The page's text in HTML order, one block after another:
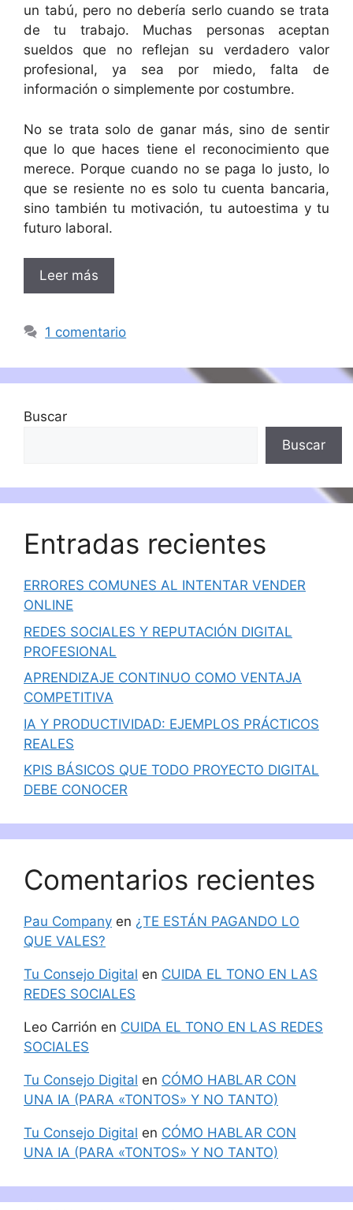
un tabú, pero no debería serlo cuando se trata
de tu trabajo. Muchas personas aceptan
sueldos que no reflejan su verdadero valor
profesional, ya sea por miedo, falta de
información o simplemente por costumbre.
No se trata solo de ganar más, sino de sentir
que lo que haces tiene el reconocimiento que
merece. Porque cuando no se paga lo justo, lo
que se resiente no es solo tu cuenta bancaria,
sino también tu motivación, tu autoestima y tu
futuro laboral.
Leer más
1 comentario
Buscar
Buscar
Entradas recientes
ERRORES COMUNES AL INTENTAR VENDER
ONLINE
REDES SOCIALES Y REPUTACIÓN DIGITAL
PROFESIONAL
APRENDIZAJE CONTINUO COMO VENTAJA
COMPETITIVA
IA Y PRODUCTIVIDAD: EJEMPLOS PRÁCTICOS
REALES
KPIS BÁSICOS QUE TODO PROYECTO DIGITAL
DEBE CONOCER
Comentarios recientes
Pau Company en ¿TE ESTÁN PAGANDO LO
QUE VALES?
Tu Consejo Digital en CUIDA EL TONO EN LAS
REDES SOCIALES
Leo Carrión en CUIDA EL TONO EN LAS REDES
SOCIALES
Tu Consejo Digital en CÓMO HABLAR CON
UNA IA (PARA «TONTOS» Y NO TANTO)
Tu Consejo Digital en CÓMO HABLAR CON
UNA IA (PARA «TONTOS» Y NO TANTO)